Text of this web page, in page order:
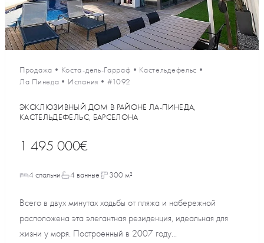
Продажа • Коста-дель-Гарраф • Кастельдефельс •
Ла Пинеда • Испания • #1092
ЭКСКЛЮЗИВНЫЙ ДОМ В РАЙОНЕ ЛА-ПИНЕДА,
КАСТЕЛЬДЕФЕЛЬС, БАРСЕЛОНА
1 495 000€
4 спальни 4 ванные 300 м²
Всего в двух минутах ходьбы от пляжа и набережной
расположена эта элегантная резиденция, идеальная для
жизни у моря. Построенный в 2007 году...